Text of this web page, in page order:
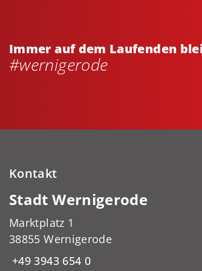
Immer auf dem Laufenden
#wernigerode
Kontakt
Stadt Wernigerode
Marktplatz 1
38855 Wernigerode
+49 3943 654 0